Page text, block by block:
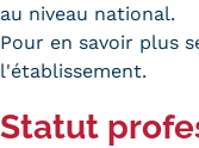
au niveau national.
Pour en savoir plus
l'établissement.
Statut